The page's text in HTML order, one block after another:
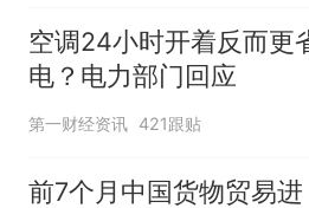
空调24小时开着反而更
电？电力部门回应
第一财经资讯 421跟贴
前7个月中国货物贸易进